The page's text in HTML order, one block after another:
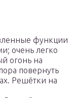
функции
очень легко
огонь на
повернуть
Решётки на